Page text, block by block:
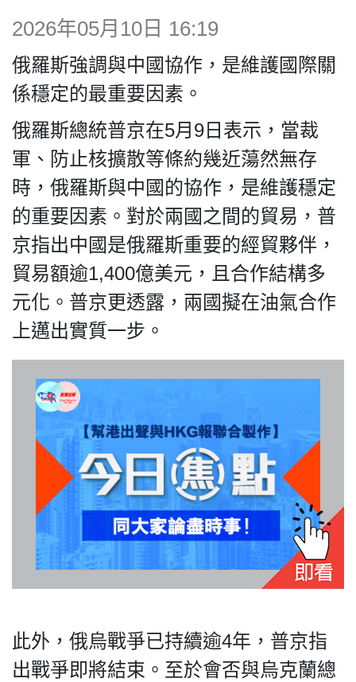
投票
視頻
昔日
系列
活動
關於我們
我們的立場
登記支持
聯絡我們
2026年05月10日 16:19
俄羅斯強調與中國協作，是維護國際關
係穩定的最重要因素。
俄羅斯總統普京在5月9日表示，當裁
軍、防止核擴散等條約幾近蕩然無存
時，俄羅斯與中國的協作，是維護穩定
的重要因素。對於兩國之間的貿易，普
京指出中國是俄羅斯重要的經貿夥伴，
貿易額逾1,400億美元，且合作結構多
元化。普京更透露，兩國擬在油氣合作
上邁出實質一步。
此外，俄烏戰爭已持續逾4年，普京指
出戰爭即將結束。至於會否與烏克蘭總